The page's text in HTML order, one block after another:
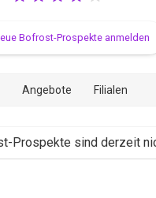
Bofrost-Prospekte anmelden
Angebote Filialen
Prospekte sind derzeit